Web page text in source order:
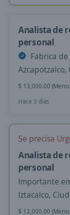
Analista de
personal
Fabrica
Azcapotzalco,
$ 13,000.00
Hace 3 días
Se precisa
Analista de
personal
Importante
Iztacalco,
$ 12,000.00